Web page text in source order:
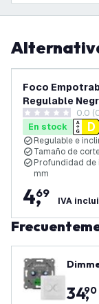
Foco
Regulable
6500K -
0 estrellas de 0.0
En stock
Regulable e
Tamaño de
Profundidad de
mm
4,
69
IVA
20-
al -
34,
90